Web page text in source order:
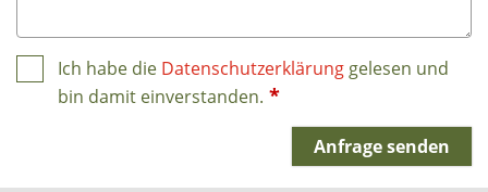
Ich habe die Datenschutzerklärung gelesen und
bin damit einverstanden. *